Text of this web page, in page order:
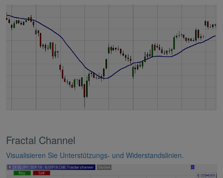
Fractal Channel
Visualisieren Sie Unterstützungs- und Widerstandslinien.